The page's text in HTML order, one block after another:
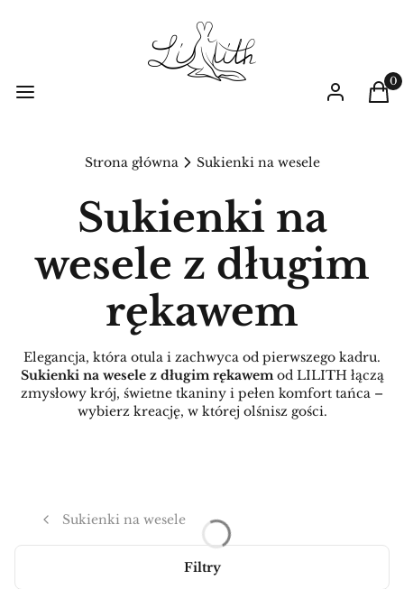
Menu Zaloguj się
Strona główna Sukienki na wesele
Sukienki na
wesele z długim
rękawem
Elegancja, która otula i zachwyca od pierwszego kadru.
Sukienki na wesele z długim rękawemod LILITH łączą
zmysłowy krój, świetne tkaniny i pełen komfort tańca –
wybierz kreację, w której olśnisz gości.
Sukienki na wesele
Filtry